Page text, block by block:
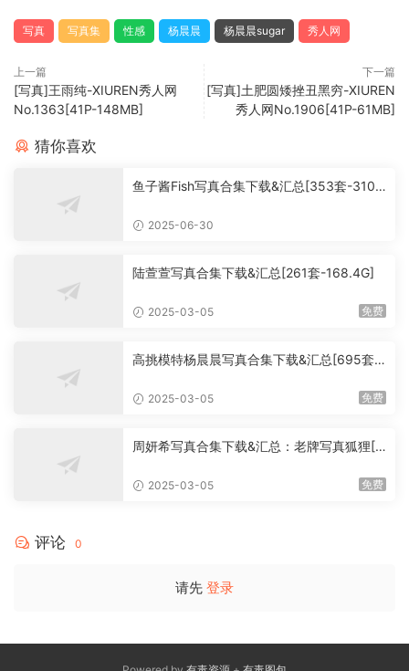
写真 写真集 性感 杨晨晨 杨晨晨sugar 秀人网
上一篇
[写真]王雨纯-XIUREN秀人网
No.1363[41P-148MB]
下一篇
[写真]土肥圆矮挫丑黑穷-XIUREN
秀人网No.1906[41P-61MB]
猜你喜欢
鱼子酱Fish写真合集下载&汇总[353套-310.
2025-06-30
陆萱萱写真合集下载&汇总[261套-168.4G]
2025-03-05 免费
高挑模特杨晨晨写真合集下载&汇总[695套-
2025-03-05 免费
周妍希写真合集下载&汇总：老牌写真狐狸[2
2025-03-05 免费
评论 0
请先 登录